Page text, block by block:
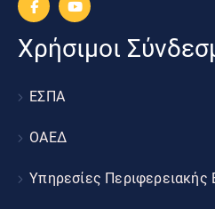
Χρήσιμοι
ΕΣΠΑ
ΟΑΕΔ
Υπηρεσίες Περιφερειακής